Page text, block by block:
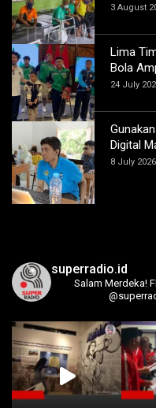
3 August
Lima
Bola
24 July
Digital
8 July 2026
superradio.id
Salam Merdeka!